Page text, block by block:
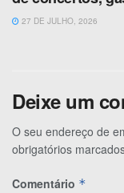
27 DE JULHO, 2026
Deixe um
O seu endereço de
obrigatórios
Comentário *